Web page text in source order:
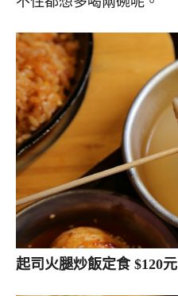
起司火腿炒飯定食 $120元